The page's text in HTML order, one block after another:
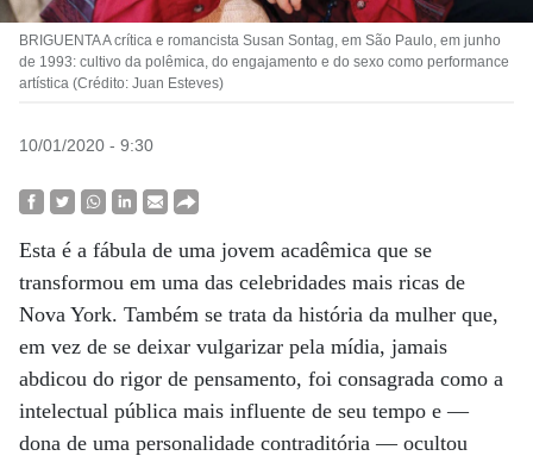
BRIGUENTA A crítica e romancista Susan Sontag, em São Paulo, em junho
de 1993: cultivo da polêmica, do engajamento e do sexo como performance
artística (Crédito: Juan Esteves)
10/01/2020 - 9:30
Esta é a fábula de uma jovem acadêmica que se
transformou em uma das celebridades mais ricas de
Nova York. Também se trata da história da mulher que,
em vez de se deixar vulgarizar pela mídia, jamais
abdicou do rigor de pensamento, foi consagrada como a
intelectual pública mais influente de seu tempo e —
dona de uma personalidade contraditória — ocultou